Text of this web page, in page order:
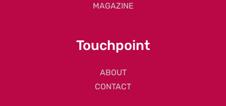
MAGAZINE
Touchpoint
ABOUT
CONTACT